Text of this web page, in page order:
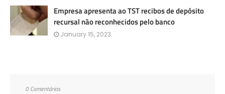
Empresa apresenta ao TST recibos de depósito
recursal não reconhecidos pelo banco
January 15, 2023
0 Comentários